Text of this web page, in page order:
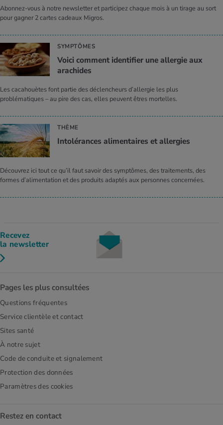
Abonnez-vous à notre newsletter et participez chaque mois à un tirage au sort
pour gagner 2 cartes cadeaux Migros.
SYMPTÔMES
Voici comment identifier une allergie aux
arachides
Les cacahouètes font partie des déclencheurs d’allergie les plus
problématiques – au pire des cas, elles peuvent êtres mortelles.
THÈME
Intolérances alimentaires et allergies
Découvrez ici tout ce qu’il faut savoir des symptômes, des traitements, des
formes d’alimentation et des produits adaptés aux personnes concernées.
Recevez
la newsletter
Pages les plus consultées
Questions fréquentes
Service clientèle et contact
Sites santé
À notre sujet
Code de conduite et signalement
Protection des données
Paramètres des cookies
Restez en contact